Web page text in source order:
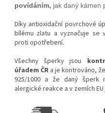
povídáním, jak daný kámen
Díky antioxidační povrchové
bílému zlatu a vyznačuje se
proti opotřebení.
Všechny šperky jsou
úřadem ČR a je kontrováno,
925/1000 a že daný šperk
alergické reakce a v zemích